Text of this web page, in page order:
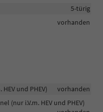
5-türig
vorhanden
und PHEV)
vorhanden
(nur i.V.m. HEV und PHEV)